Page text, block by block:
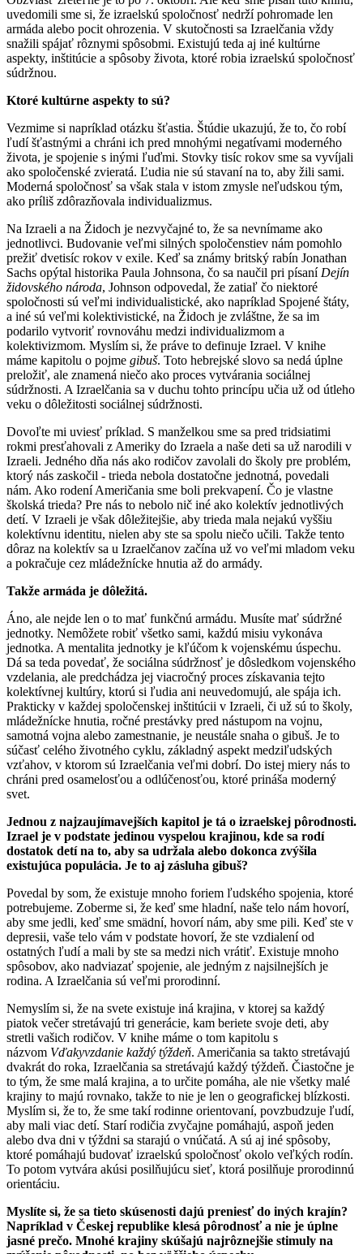
uvedomili sme si, že izraelskú spoločnosť nedrží pohromade len
armáda alebo pocit ohrozenia. V skutočnosti sa Izraelčania vždy
snažili spájať rôznymi spôsobmi. Existujú teda aj iné kultúrne
aspekty, inštitúcie a spôsoby života, ktoré robia izraelskú spoločnosť
súdržnou.
Ktoré kultúrne aspekty to sú?
Vezmime si napríklad otázku šťastia. Štúdie ukazujú, že to, čo robí
ľudí šťastnými a chráni ich pred mnohými negatívami moderného
života, je spojenie s inými ľuďmi. Stovky tisíc rokov sme sa vyvíjali
ako spoločenské zvieratá. Ľudia nie sú stavaní na to, aby žili sami.
Moderná spoločnosť sa však stala v istom zmysle neľudskou tým,
ako príliš zdôrazňovala individualizmus.
Na Izraeli a na Židoch je nezvyčajné to, že sa nevnímame ako
jednotlivci. Budovanie veľmi silných spoločenstiev nám pomohlo
prežiť dvetisíc rokov v exile. Keď sa známy britský rabín Jonathan
Sachs opýtal historika Paula Johnsona, čo sa naučil pri písaní Dejín
židovského národa, Johnson odpovedal, že zatiaľ čo niektoré
spoločnosti sú veľmi individualistické, ako napríklad Spojené štáty,
a iné sú veľmi kolektivistické, na Židoch je zvláštne, že sa im
podarilo vytvoriť rovnováhu medzi individualizmom a
kolektivizmom. Myslím si, že práve to definuje Izrael. V knihe
máme kapitolu o pojme gibuš. Toto hebrejské slovo sa nedá úplne
preložiť, ale znamená niečo ako proces vytvárania sociálnej
súdržnosti. A Izraelčania sa v duchu tohto princípu učia už od útleho
veku o dôležitosti sociálnej súdržnosti.
Dovoľte mi uviesť príklad. S manželkou sme sa pred tridsiatimi
rokmi presťahovali z Ameriky do Izraela a naše deti sa už narodili v
Izraeli. Jedného dňa nás ako rodičov zavolali do školy pre problém,
ktorý nás zaskočil - trieda nebola dostatočne jednotná, povedali
nám. Ako rodení Američania sme boli prekvapení. Čo je vlastne
školská trieda? Pre nás to nebolo nič iné ako kolektív jednotlivých
detí. V Izraeli je však dôležitejšie, aby trieda mala nejakú vyššiu
kolektívnu identitu, nielen aby ste sa spolu niečo učili. Takže tento
dôraz na kolektív sa u Izraelčanov začína už vo veľmi mladom veku
a pokračuje cez mládežnícke hnutia až do armády.
Takže armáda je dôležitá.
Áno, ale nejde len o to mať funkčnú armádu. Musíte mať súdržné
jednotky. Nemôžete robiť všetko sami, každú misiu vykonáva
jednotka. A mentalita jednotky je kľúčom k vojenskému úspechu.
Dá sa teda povedať, že sociálna súdržnosť je dôsledkom vojenského
vzdelania, ale predchádza jej viacročný proces získavania tejto
kolektívnej kultúry, ktorú si ľudia ani neuvedomujú, ale spája ich.
Prakticky v každej spoločenskej inštitúcii v Izraeli, či už sú to školy,
mládežnícke hnutia, ročné prestávky pred nástupom na vojnu,
samotná vojna alebo zamestnanie, je neustále snaha o gibuš. Je to
súčasť celého životného cyklu, základný aspekt medziľudských
vzťahov, v ktorom sú Izraelčania veľmi dobrí. Do istej miery nás to
chráni pred osamelosťou a odlúčenosťou, ktoré prináša moderný
svet.
Jednou z najzaujímavejších kapitol je tá o izraelskej pôrodnosti.
Izrael je v podstate jedinou vyspelou krajinou, kde sa rodí
dostatok detí na to, aby sa udržala alebo dokonca zvýšila
existujúca populácia. Je to aj zásluha gibuš?
Povedal by som, že existuje mnoho foriem ľudského spojenia, ktoré
potrebujeme. Zoberme si, že keď sme hladní, naše telo nám hovorí,
aby sme jedli, keď sme smädní, hovorí nám, aby sme pili. Keď ste v
depresii, vaše telo vám v podstate hovorí, že ste vzdialení od
ostatných ľudí a mali by ste sa medzi nich vrátiť. Existuje mnoho
spôsobov, ako nadviazať spojenie, ale jedným z najsilnejších je
rodina. A Izraelčania sú veľmi prorodinní.
Nemyslím si, že na svete existuje iná krajina, v ktorej sa každý
piatok večer stretávajú tri generácie, kam beriete svoje deti, aby
stretli vašich rodičov. V knihe máme o tom kapitolu s
názvom Vďakyvzdanie každý týždeň. Američania sa takto stretávajú
dvakrát do roka, Izraelčania sa stretávajú každý týždeň. Čiastočne je
to tým, že sme malá krajina, a to určite pomáha, ale nie všetky malé
krajiny to majú rovnako, takže to nie je len o geografickej blízkosti.
Myslím si, že to, že sme takí rodinne orientovaní, povzbudzuje ľudí,
aby mali viac detí. Starí rodičia zvyčajne pomáhajú, aspoň jeden
alebo dva dni v týždni sa starajú o vnúčatá. A sú aj iné spôsoby,
ktoré pomáhajú budovať izraelskú spoločnosť okolo veľkých rodín.
To potom vytvára akúsi posilňujúcu sieť, ktorá posilňuje prorodinnú
orientáciu.
Myslíte si, že sa tieto skúsenosti dajú preniesť do iných krajín?
Napríklad v Českej republike klesá pôrodnosť a nie je úplne
jasné prečo. Mnohé krajiny skúšajú najrôznejšie stimuly na